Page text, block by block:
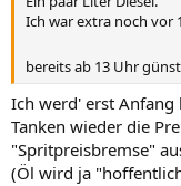
Ich war extra noch vor
bereits ab 13 Uhr
Ich werd' erst
Tanken wieder die
"Spritpreisbremse"
(Öl wird ja